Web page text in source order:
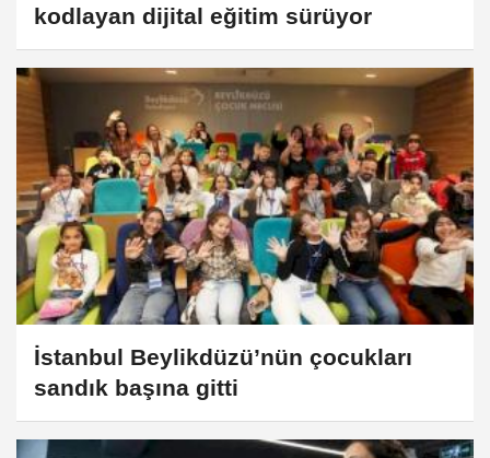
kodlayan dijital eğitim sürüyor
İstanbul Beylikdüzü’nün çocukları
sandık başına gitti